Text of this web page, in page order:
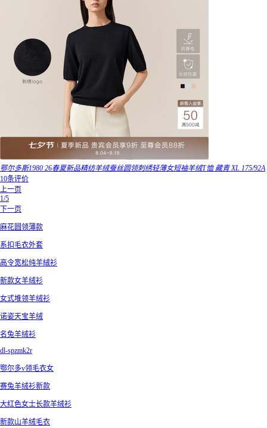
鄂尔多斯1980 26春夏新品精纺羊绒蚕丝圆领刺绣轻薄女短袖羊绒T恤 藏青 XL 175/92A
10条评价
上一页
1/5
下一页
麻花圆领薄款
系扣毛衣外套
高令宽松纯羊絨衫
新款女羊绒衫
女式堆领羊绒衫
诺姿天宝羊绒
名兔羊绒衫
dl-spzmk2r
鄂尔多v领毛衣女
赛兔羊绒衫新款
大红色女士长款羊绒衫
新款山羊绒毛衣